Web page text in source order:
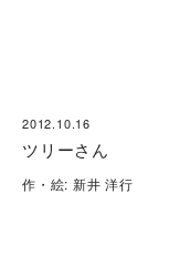
2012.10.16
ツリーさん
作・絵: 新井 洋行